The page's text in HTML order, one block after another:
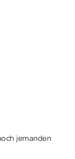
jemanden